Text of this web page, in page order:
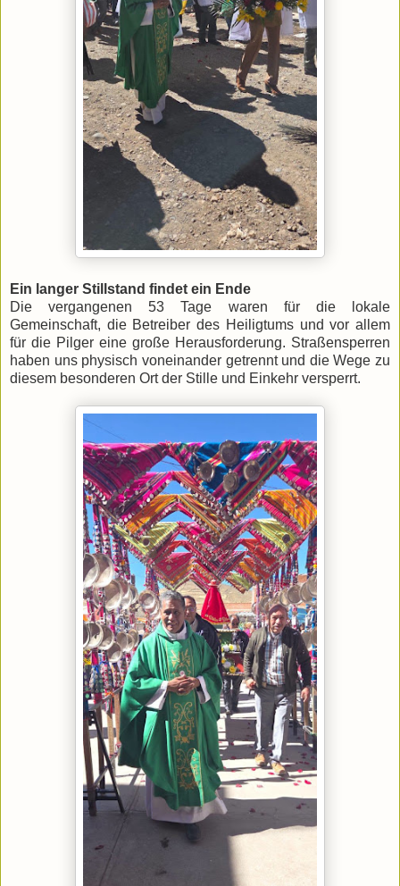
Ein langer Stillstand findet ein Ende
​Die vergangenen 53 Tage waren für die lokale
Gemeinschaft, die Betreiber des Heiligtums und vor allem
für die Pilger eine große Herausforderung. Straßensperren
haben uns physisch voneinander getrennt und die Wege zu
diesem besonderen Ort der Stille und Einkehr versperrt.